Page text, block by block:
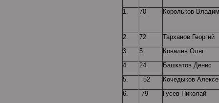
1. 70 Корольков
2. 72
Тарханов Георгий
3.
5
Ковалев Олнг
4.
24
Башкатов Денис
5.
52
Кочедыков
6.
79
Гусев Николай